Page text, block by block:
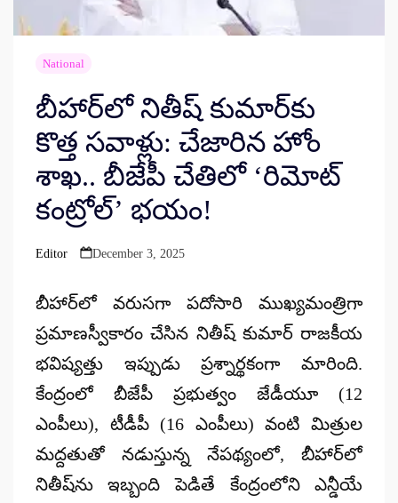
National
బీహార్‌లో నితీష్ కుమార్‌కు
కొత్త సవాళ్లు: చేజారిన హోం
శాఖ.. బీజేపీ చేతిలో ‘రిమోట్
కంట్రోల్’ భయం!
Posted
Editor December 3, 2025
బీహార్‌లో వరుసగా పదోసారి ముఖ్యమంత్రిగా
ప్రమాణస్వీకారం చేసిన నితీష్ కుమార్ రాజకీయ
భవిష్యత్తు ఇప్పుడు ప్రశ్నార్థకంగా మారింది.
కేంద్రంలో బీజేపీ ప్రభుత్వం జేడీయూ (12
ఎంపీలు), టీడీపీ (16 ఎంపీలు) వంటి మిత్రుల
మద్దతుతో నడుస్తున్న నేపథ్యంలో, బీహార్‌లో
నితీష్‌ను ఇబ్బంది పెడితే కేంద్రంలోని ఎన్డీయే